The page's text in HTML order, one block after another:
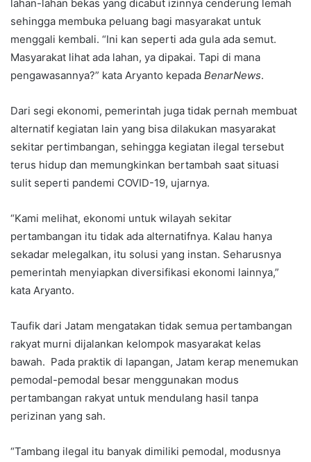
lahan-lahan bekas yang dicabut izinnya cenderung lemah
sehingga membuka peluang bagi masyarakat untuk
menggali kembali. “Ini kan seperti ada gula ada semut.
Masyarakat lihat ada lahan, ya dipakai. Tapi di mana
pengawasannya?” kata Aryanto kepada BenarNews.
Dari segi ekonomi, pemerintah juga tidak pernah membuat
alternatif kegiatan lain yang bisa dilakukan masyarakat
sekitar pertimbangan, sehingga kegiatan ilegal tersebut
terus hidup dan memungkinkan bertambah saat situasi
sulit seperti pandemi COVID-19, ujarnya.
“Kami melihat, ekonomi untuk wilayah sekitar
pertambangan itu tidak ada alternatifnya. Kalau hanya
sekadar melegalkan, itu solusi yang instan. Seharusnya
pemerintah menyiapkan diversifikasi ekonomi lainnya,”
kata Aryanto.
Taufik dari Jatam mengatakan tidak semua pertambangan
rakyat murni dijalankan kelompok masyarakat kelas
bawah. Pada praktik di lapangan, Jatam kerap menemukan
pemodal-pemodal besar menggunakan modus
pertambangan rakyat untuk mendulang hasil tanpa
perizinan yang sah.
“Tambang ilegal itu banyak dimiliki pemodal, modusnya